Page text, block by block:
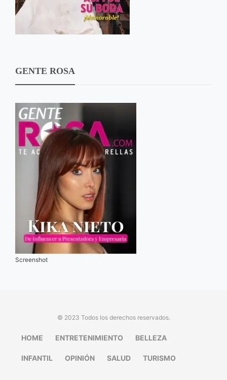
GENTE ROSA
Screenshot
© 2023 Todos los derechos reservados.
HOME ENTRETENIMIENTO BELLEZA
INFANTIL OPINIÓN SALUD TURISMO